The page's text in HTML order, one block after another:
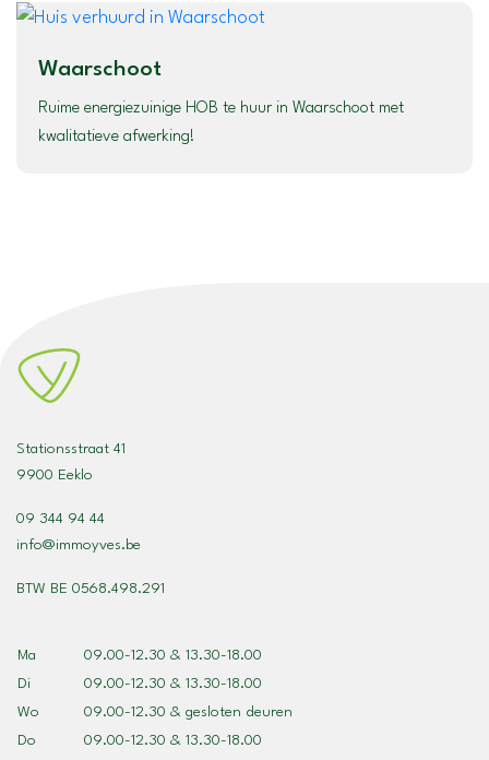
Waarschoot
Ruime energiezuinige HOB te huur in Waarschoot met
kwalitatieve afwerking!
Stationsstraat 41
9900 Eeklo
09 344 94 44
info@immoyves.be
BTW BE 0568.498.291
Ma
09.00-12.30 & 13.30-18.00
Di
09.00-12.30 & 13.30-18.00
Wo
09.00-12.30 & gesloten deuren
Do
09.00-12.30 & 13.30-18.00